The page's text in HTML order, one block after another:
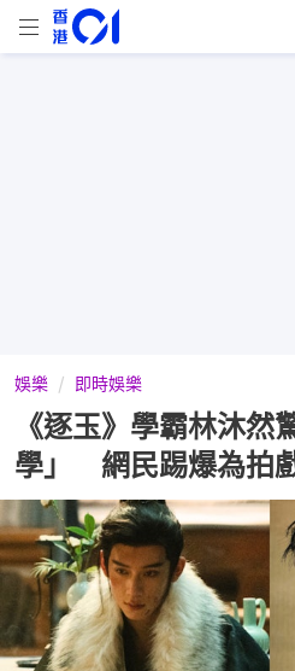
娛樂 即時娛樂
《逐玉》學霸林沐然
學」 網民踢爆為拍